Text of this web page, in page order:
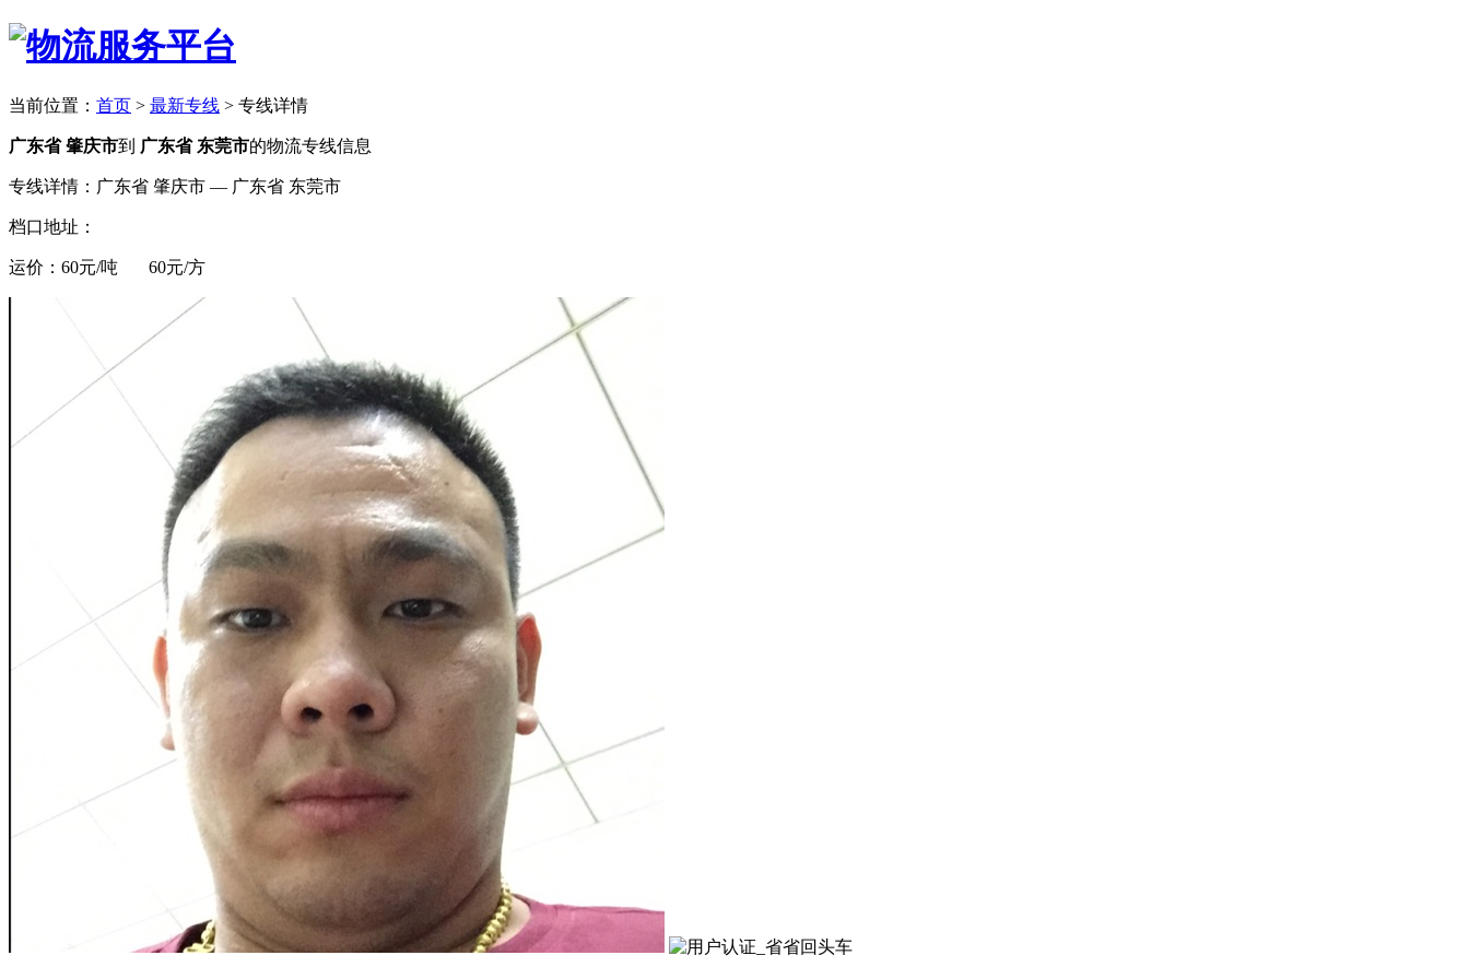
当前位置： 首页 > 最新专线 > 专线详情
广东省 肇庆市到 广东省 东莞市的物流专线信息
专线详情：广东省 肇庆市 — 广东省 东莞市
档口地址：
运价：60元/吨 60元/方